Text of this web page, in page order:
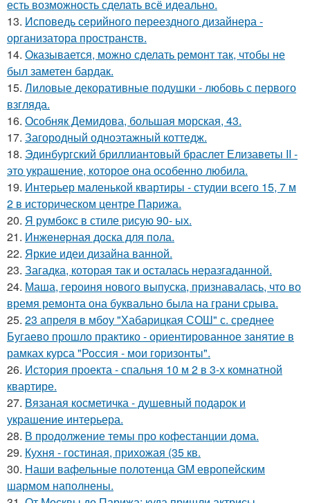
есть возможность сделать всё идеально.
13. Исповедь серийного переездного дизайнера -
организатора пространств.
14. Оказывается, можно сделать ремонт так, чтобы не
был заметен бардак.
15. Лиловые декоративные подушки - любовь с первого
взгляда.
16. Особняк Демидова, большая морская, 43.
17. Загородный одноэтажный коттедж.
18. Эдинбургский бриллиантовый браслет Елизаветы II -
это украшение, которое она особенно любила.
19. Интерьер маленькой квартиры - студии всего 15, 7 м
2 в историческом центре Парижа.
20. Я румбокс в стиле рисую 90- ых.
21. Инжeнepная доска для пола.
22. Яркие идеи дизайна ванной.
23. Загадка, которая так и осталась неразгаданной.
24. Маша, героиня нового выпуска, признавалась, что во
время ремонта она буквально была на грани срыва.
25. 23 апреля в мбоу "Хабарицкая СОШ" с. среднее
Бугаево прошло практико - ориентированное занятие в
рамках курса "Россия - мои горизонты".
26. История проекта - спальня 10 м 2 в 3-х комнатной
квартире.
27. Вязаная косметичка - душевный подарок и
украшение интерьера.
28. В продолжение темы про кофестанции дома.
29. Кухня - гостиная, прихожая (35 кв.
30. Наши вафельные полотенца GM европейским
шармом наполнены.